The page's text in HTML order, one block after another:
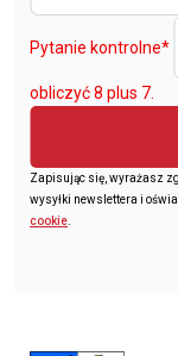
Pytanie kontrolne*
obliczyć 8 plus 7.
Zapisując się, wyrażasz
wysyłki newslettera i
cookie